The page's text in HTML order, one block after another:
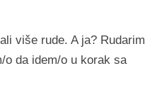
više rude. A ja? Rudarim
da idem/o u korak sa